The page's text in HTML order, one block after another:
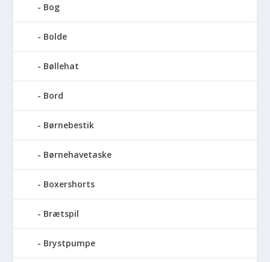
Bog
Bolde
Bøllehat
Bord
Børnebestik
Børnehavetaske
Boxershorts
Brætspil
Brystpumpe